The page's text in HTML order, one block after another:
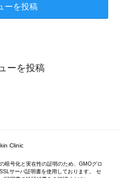
ーを投稿
ーを投稿
Clinic
暗号化と実在性の証明のため、GMOグロ
サーバ証明書を使用しております。 セ